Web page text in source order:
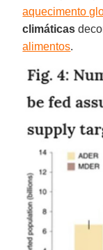
aquecimento
climáticas
alimentos.